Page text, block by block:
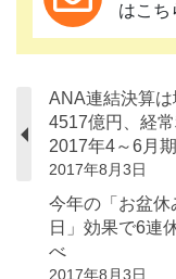
はこち
ANA連結決算
4517億円、経
2017年4～6月期
2017年8月3日
今年の「お盆
日」効果で6
べ
2017年8月3日